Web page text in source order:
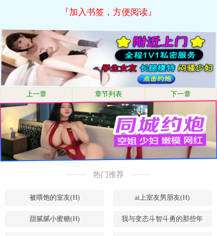
『加入书签，方便阅读』
上一章 章节列表 下一章
热门推荐
被喂饱的室友(H) ai上室友男朋友(H)
甜腻腻小蜜糖(H) 我与变态斗智斗勇的那些年